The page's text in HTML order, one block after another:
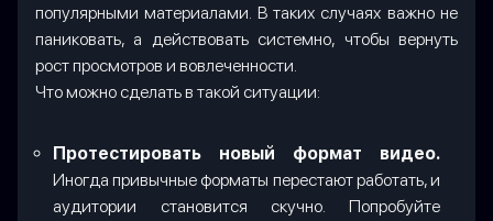
популярными материалами. В таких случаях важно не
паниковать, а действовать системно, чтобы вернуть
рост просмотров и вовлеченности.
Что можно сделать в такой ситуации:
Протестировать новый формат видео.
Иногда привычные форматы перестают работать, и
аудитории становится скучно. Попробуйте